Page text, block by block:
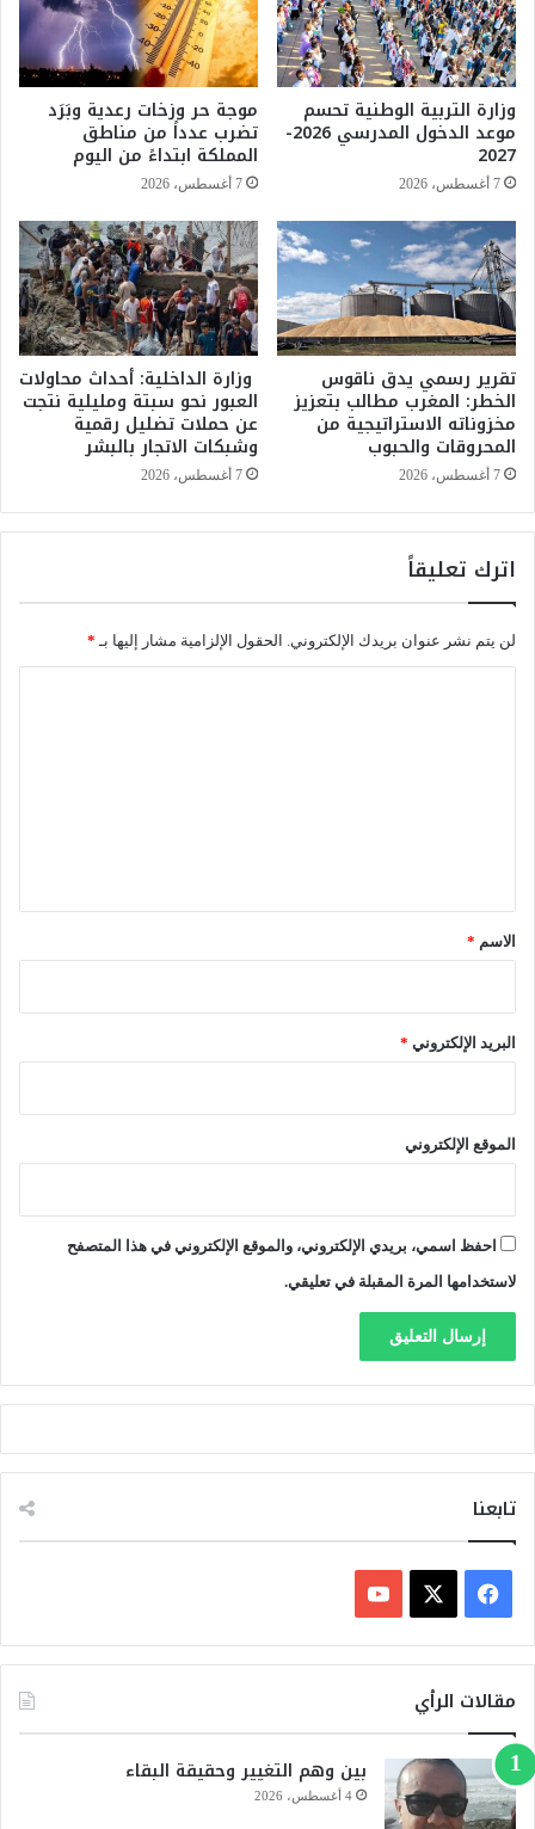
ح
مّ
ل
ا
ل
ح
و
م
ا
ت
م
س
ؤ
و
ل
ي
ة
ت
ط
ل
ق
ا
ب
ا
ل
ن
غ
ف
ي
ن
ه
ا
ئ
ي
«
ا
ك
وزارة التربية الوطنية تحسم
موعد الدخول المدرسي 2026-
2027
7 أغسطس، 2026
موجة حر وزخات رعدية وبَرَد
تضرب عدداً من مناطق
المملكة ابتداءً من اليوم
7 أغسطس، 2026
تقرير رسمي يدق ناقوس
الخطر: المغرب مطالب بتعزيز
مخزوناته الاستراتيجية من
المحروقات والحبوب
7 أغسطس، 2026
وزارة الداخلية: أحداث محاولات
العبور نحو سبتة ومليلية نتجت
عن حملات تضليل رقمية
وشبكات الاتجار بالبشر
7 أغسطس، 2026
اترك تعليقاً
لن يتم نشر عنوان بريدك الإلكتروني. الحقول الإلزامية مشار إليها بـ *
*
الاسم *
البريد الإلكتروني *
الموقع الإلكتروني
احفظ اسمي، بريدي الإلكتروني، والموقع الإلكتروني في هذا المتصفح
لاستخدامها المرة المقبلة في تعليقي.
تابعنا
ي
ب
و
X
Y
u
T
مقالات الرأي
بين وهم التغيير وحقيقة البقاء
4 أغسطس، 2026